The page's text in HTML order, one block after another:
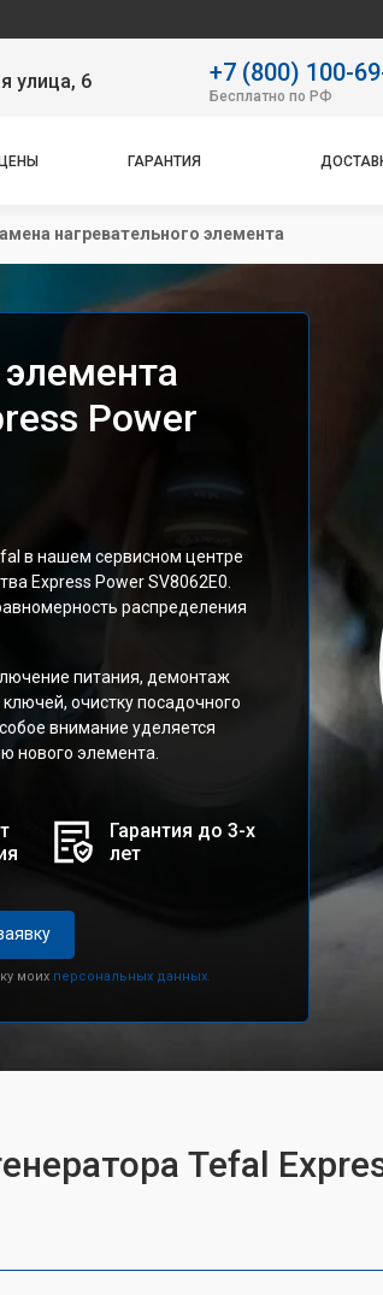
улица, 6 +7 (800) 100-
Бесплатно по РФ
ГАРАНТИЯ
нагревательного элемента
Power
в нашем сервисном центре
Express Power SV8062E0.
распределения
питания, демонтаж
очистку посадочного
внимание уделяется
нового элемента.
Гарантия до 3-х
лет
моих персональных данных.
Tefal